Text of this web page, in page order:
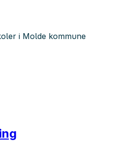
i Molde kommune